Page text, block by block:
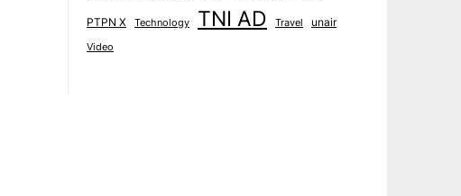
PTPN X Technology TNI AD Travel unair
Video